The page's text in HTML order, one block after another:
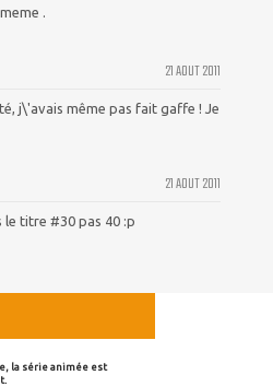
.
21 AOUT 2011
j\'avais même pas fait gaffe ! Je
21 AOUT 2011
le titre #30 pas 40 :p
la série animée est